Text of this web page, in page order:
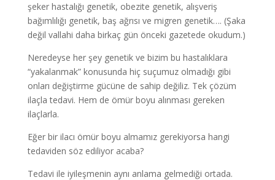
şeker hastalığı genetik, obezite genetik, alışveriş
bağımlılığı genetik, baş ağrısı ve migren genetik…. (Şaka
değil vallahi daha birkaç gün önceki gazetede okudum.)
Neredeyse her şey genetik ve bizim bu hastalıklara
“yakalanmak” konusunda hiç suçumuz olmadığı gibi
onları değiştirme gücüne de sahip değiliz. Tek çözüm
ilaçla tedavi. Hem de ömür boyu alınması gereken
ilaçlarla.
Eğer bir ilacı ömür boyu almamız gerekiyorsa hangi
tedaviden söz ediliyor acaba?
Tedavi ile iyileşmenin aynı anlama gelmediği ortada.